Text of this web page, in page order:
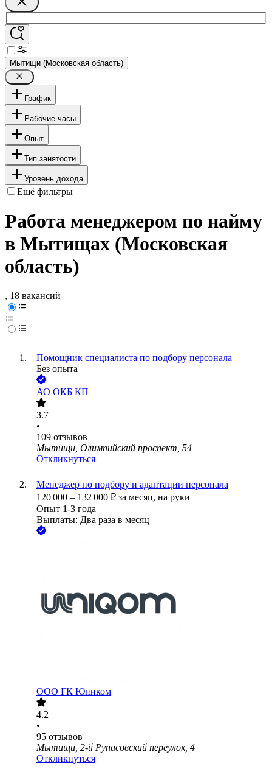
Мытищи (Московская область)
График
Рабочие часы
Опыт
Тип занятости
Уровень дохода
Ещё фильтры
Работа менеджером по найму
в Мытищах (Московская
область)
, 18 вакансий
Помощник специалиста по подбору персонала
Без опыта
АО ОКБ КП
3.7
•
109 отзывов
Мытищи, Олимпийский проспект, 54
Откликнуться
Менеджер по подбору и адаптации персонала
120 000 – 132 000 ₽ за месяц, на руки
Опыт 1-3 года
Выплаты: Два раза в месяц
ООО ГК Юником
4.2
•
95 отзывов
Мытищи, 2-й Рупасовский переулок, 4
Откликнуться